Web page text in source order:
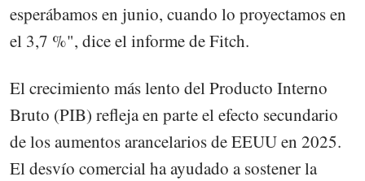
esperábamos en junio, cuando lo proyectamos en
el 3,7 %", dice el informe de Fitch.
El crecimiento más lento del Producto Interno
Bruto (PIB) refleja en parte el efecto secundario
de los aumentos arancelarios de EEUU en 2025.
El desvío comercial ha ayudado a sostener la